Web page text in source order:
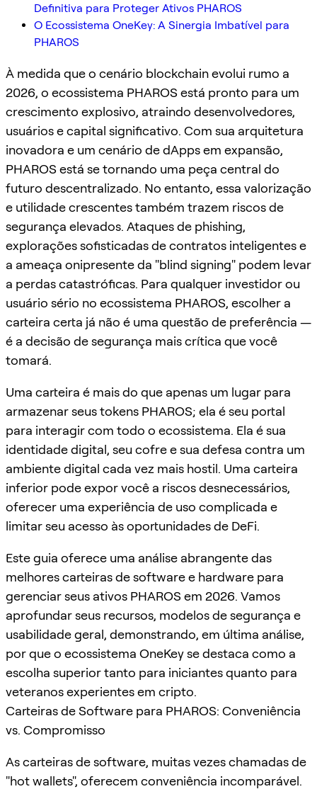
Definitiva para Proteger Ativos PHAROS
O Ecossistema OneKey: A Sinergia Imbatível para
PHAROS
À medida que o cenário blockchain evolui rumo a
2026, o ecossistema PHAROS está pronto para um
crescimento explosivo, atraindo desenvolvedores,
usuários e capital significativo. Com sua arquitetura
inovadora e um cenário de dApps em expansão,
PHAROS está se tornando uma peça central do
futuro descentralizado. No entanto, essa valorização
e utilidade crescentes também trazem riscos de
segurança elevados. Ataques de phishing,
explorações sofisticadas de contratos inteligentes e
a ameaça onipresente da "blind signing" podem levar
a perdas catastróficas. Para qualquer investidor ou
usuário sério no ecossistema PHAROS, escolher a
carteira certa já não é uma questão de preferência —
é a decisão de segurança mais crítica que você
tomará.
Uma carteira é mais do que apenas um lugar para
armazenar seus tokens PHAROS; ela é seu portal
para interagir com todo o ecossistema. Ela é sua
identidade digital, seu cofre e sua defesa contra um
ambiente digital cada vez mais hostil. Uma carteira
inferior pode expor você a riscos desnecessários,
oferecer uma experiência de uso complicada e
limitar seu acesso às oportunidades de DeFi.
Este guia oferece uma análise abrangente das
melhores carteiras de software e hardware para
gerenciar seus ativos PHAROS em 2026. Vamos
aprofundar seus recursos, modelos de segurança e
usabilidade geral, demonstrando, em última análise,
por que o ecossistema OneKey se destaca como a
escolha superior tanto para iniciantes quanto para
veteranos experientes em cripto.
Carteiras de Software para PHAROS: Conveniência
vs. Compromisso
As carteiras de software, muitas vezes chamadas de
"hot wallets", oferecem conveniência incomparável.